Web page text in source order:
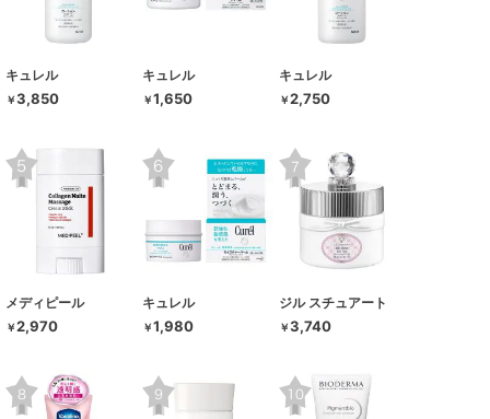
キュレル
￥3,850
キュレル
￥1,650
キュレル
￥2,750
メディピール
￥2,970
キュレル
￥1,980
ジル スチュアート
￥3,740